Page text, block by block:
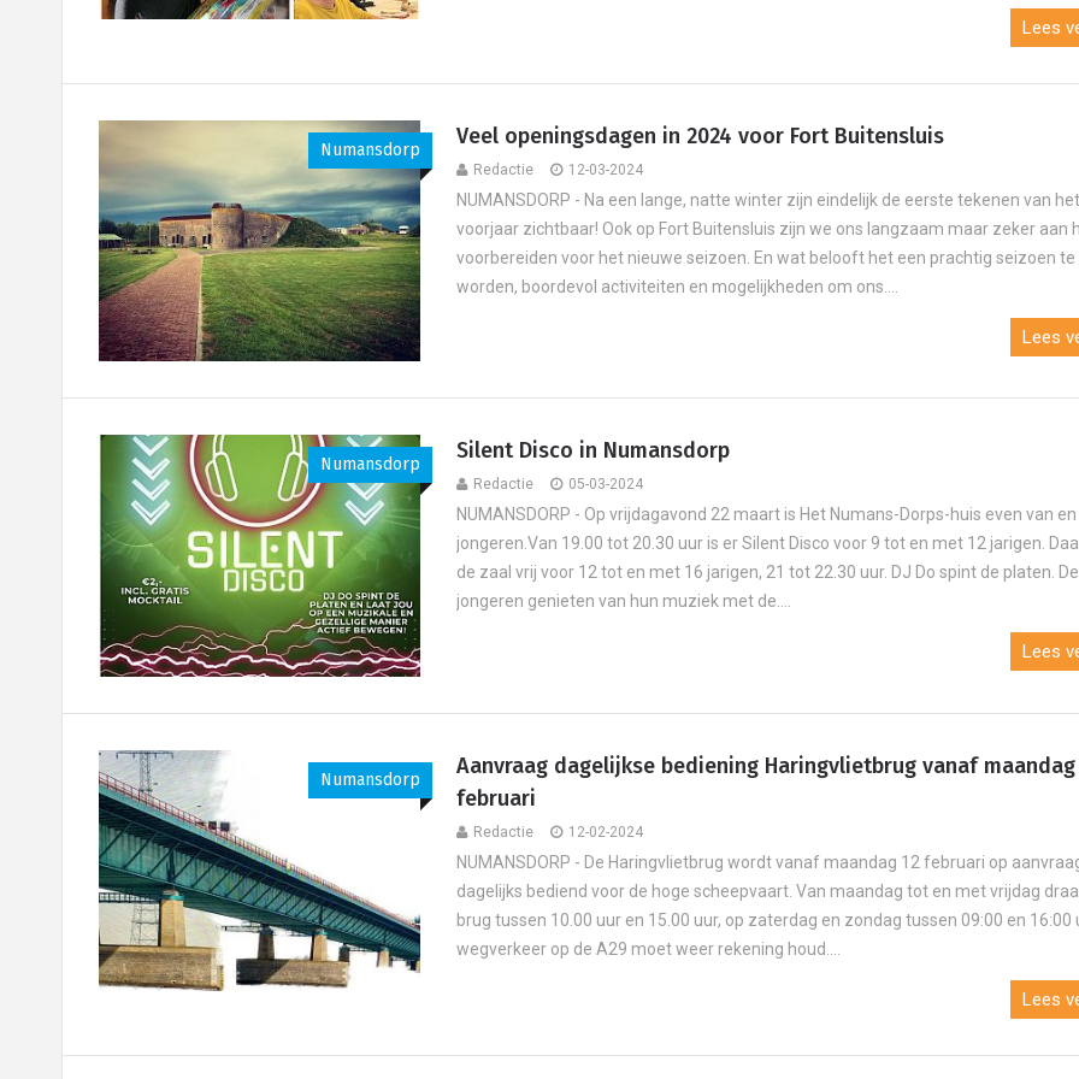
Lees
Numansdorp
Veel openingsdagen in 2024 voor Fort Buitensluis
Redactie 12-03-2024
NUMANSDORP - Na een lange, natte winter zijn eindelijk de eerste tekenen van het
voorjaar zichtbaar! Ook op Fort Buitensluis zijn we ons langzaam maar zeker aan
voorbereiden voor het nieuwe seizoen. En wat belooft het een prachtig seizoen te
worden, boordevol activiteiten en mogelijkheden om ons....
Lees
Numansdorp
Silent Disco in Numansdorp
Redactie 05-03-2024
NUMANSDORP - Op vrijdagavond 22 maart is Het Numans-Dorps-huis even van
jongeren.Van 19.00 tot 20.30 uur is er Silent Disco voor 9 tot en met 12 jarigen.
de zaal vrij voor 12 tot en met 16 jarigen, 21 tot 22.30 uur. DJ Do spint de platen. De
jongeren genieten van hun muziek met de....
Lees
Numansdorp
Aanvraag dagelijkse bediening Haringvlietbrug vanaf maandag
februari
Redactie 12-02-2024
NUMANSDORP - De Haringvlietbrug wordt vanaf maandag 12 februari op
dagelijks bediend voor de hoge scheepvaart. Van maandag tot en met vrijdag
brug tussen 10.00 uur en 15.00 uur, op zaterdag en zondag tussen 09:00 en 16:00
wegverkeer op de A29 moet weer rekening houd....
Lees